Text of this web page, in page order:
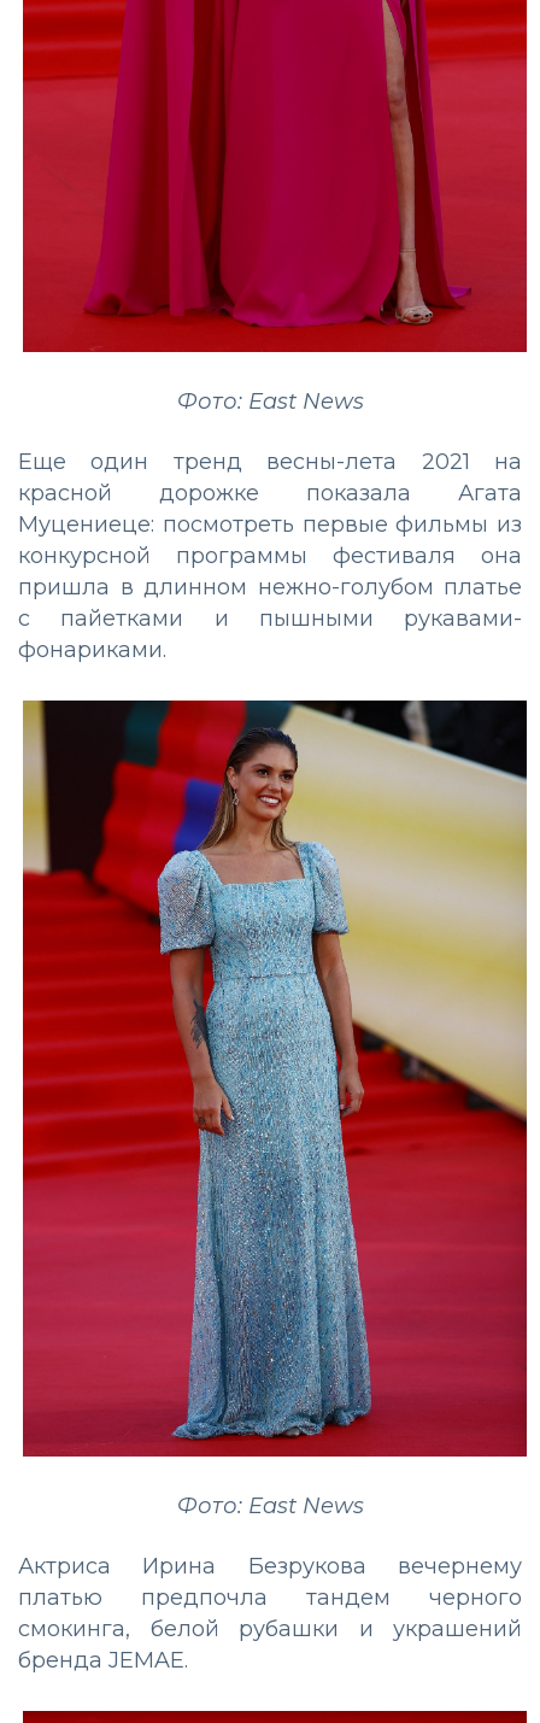
Фото: East News
Еще один тренд весны-лета 2021 на
красной дорожке показала Агата
Муцениеце: посмотреть первые фильмы из
конкурсной программы фестиваля она
пришла в длинном нежно-голубом платье
с пайетками и пышными рукавами-
фонариками.
Фото: East News
Актриса Ирина Безрукова вечернему
платью предпочла тандем черного
смокинга, белой рубашки и украшений
бренда JEMAE.